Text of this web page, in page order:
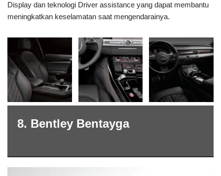
Display dan teknologi Driver assistance yang dapat membantu
meningkatkan keselamatan saat mengendarainya.
8. Bentley Bentayga